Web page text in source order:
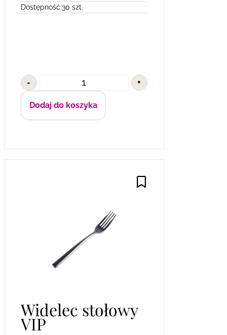
Dostępność:30 szt.
- +
Dodaj do koszyka
Widelec stołowy
VIP